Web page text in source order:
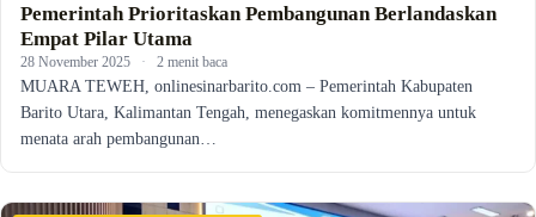
Pemerintah Prioritaskan Pembangunan Berlandaskan
Empat Pilar Utama
28 November 2025 · 2 menit baca
MUARA TEWEH, onlinesinarbarito.com – Pemerintah Kabupaten
Barito Utara, Kalimantan Tengah, menegaskan komitmennya untuk
menata arah pembangunan…